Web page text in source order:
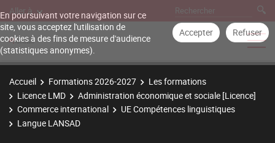
En poursuivant votre navigation sur ce
site, vous acceptez l'utilisation de
cookies à des fins de mesure d'audience
(statistiques anonymes).
Accepter Refuser
Aller à
Accueil Formations 2026-2027
Les formations
Licence LMD
Administration économique et sociale [Licence]
Commerce international
UE Compétences linguistiques
Langue LANSAD